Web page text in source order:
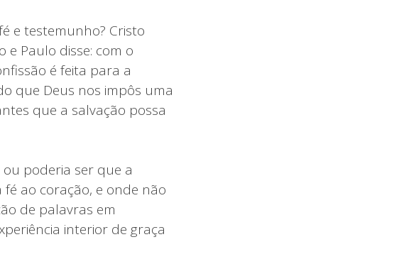
e testemunho? Cristo
Paulo disse: com o
é feita para a
que Deus nos impôs uma
que a salvação possa
ou poderia ser que a
ao coração, e onde não
de palavras em
interior de graça